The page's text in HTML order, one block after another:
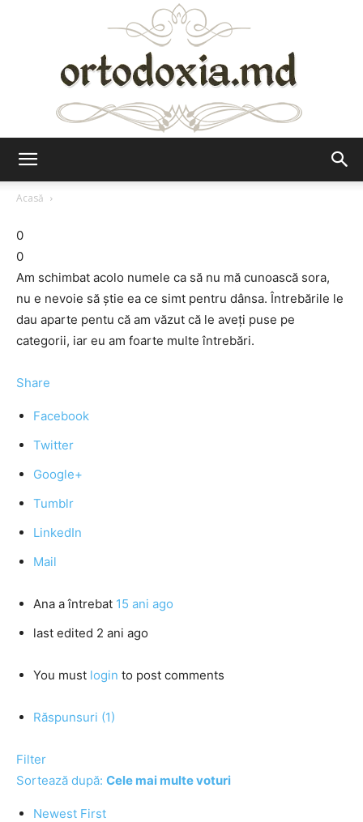
Acasă
0
0
Am schimbat acolo numele ca să nu mă cunoască sora,
nu e nevoie să știe ea ce simt pentru dânsa. Întrebările le
dau aparte pentu că am văzut că le aveți puse pe
categorii, iar eu am foarte multe întrebări.
Share
Facebook
Twitter
Google+
Tumblr
LinkedIn
Mail
Ana a întrebat 15 ani ago
last edited 2 ani ago
You must login to post comments
Răspunsuri (1)
Filter
Sortează după: Cele mai multe voturi
Newest First